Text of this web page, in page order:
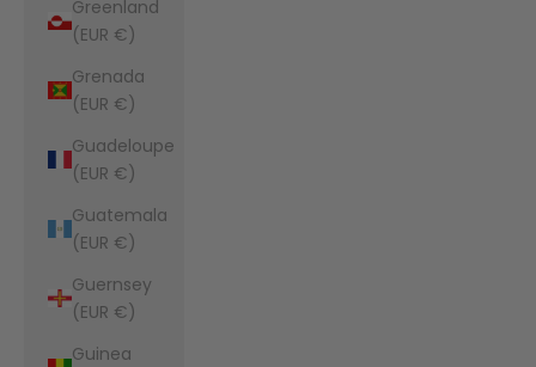
Greenland
(EUR €)
Grenada
(EUR €)
Guadeloupe
(EUR €)
Guatemala
(EUR €)
Guernsey
(EUR €)
Guinea